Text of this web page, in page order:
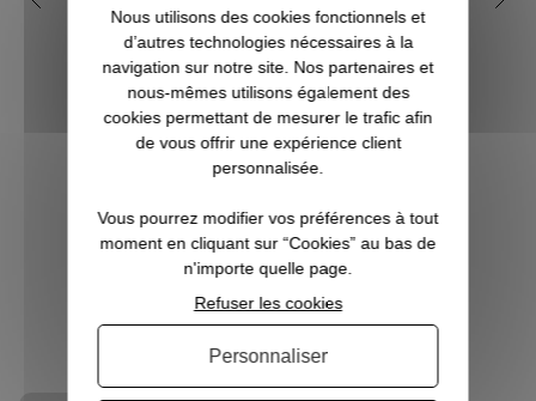
Pause Canap
Vous êtes accro aux séries télé ? Toujours
à l’affût de la sortie du prochain film de
super-héros ? Les jeux vidéo ne sont pas
qu’un simple hobby pour vous, mais une
véritable passion ? Alors vous êtes, ici, sur
Nous utilisons des cookies fonctionnels et
d’autres technologies nécessaires à la
navigation sur notre site. Nos partenaires et
nous-mêmes utilisons également des
cookies permettant de mesurer le trafic afin
de vous offrir une expérience client
personnalisée.
Vous pourrez modifier vos préférences à tout
moment en cliquant sur “Cookies” au bas de
n'importe quelle page.
Refuser les cookies
Personnaliser